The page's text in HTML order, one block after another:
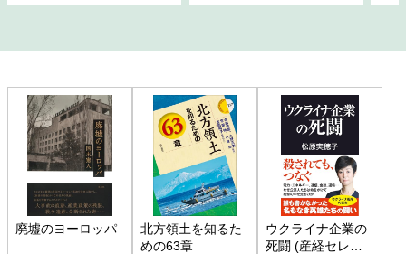
廃墟のヨーロッパ
北方領土を知るた
めの63章
ウクライナ企業の
死闘 (産経セレク